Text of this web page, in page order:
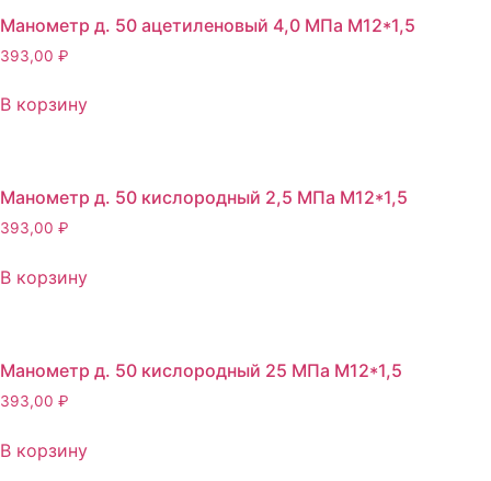
Манометр д. 50 ацетиленовый 4,0 МПа М12*1,5
393,00 ₽
В корзину
Манометр д. 50 кислородный 2,5 МПа М12*1,5
393,00 ₽
В корзину
Манометр д. 50 кислородный 25 МПа М12*1,5
393,00 ₽
В корзину